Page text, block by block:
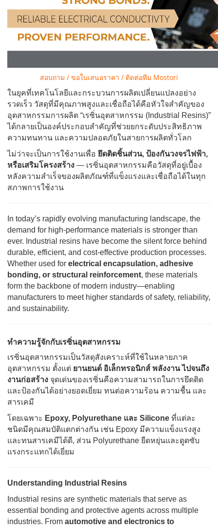
สอบถาม / ขอใบเสนอราคา / ติดต่อทีม Mostori
ในยุคที่เทคโนโลยีและกระบวนการผลิตเปลี่ยนแปลงอย่าง
รวดเร็ว วัสดุที่มีคุณภาพสูงและเชื่อถือได้คือหัวใจสำคัญของ
อุตสาหกรรมการผลิต “เรซิ่นอุตสาหกรรม (Industrial Resins)”
ได้กลายเป็นองค์ประกอบสำคัญที่ช่วยยกระดับประสิทธิภาพ
ความทนทาน และความปลอดภัยในสายการผลิตทั่วโลก
ไม่ว่าจะเป็นการใช้งานเพื่อ ยึดติดชิ้นส่วน, ป้องกันวงจรไฟฟ้า,
หรือเสริมโครงสร้าง — เรซิ่นอุตสาหกรรมคือวัสดุที่อยู่เบื้อง
หลังความสำเร็จของผลิตภัณฑ์ที่แข็งแรงและเชื่อถือได้ในทุก
สภาพการใช้งาน
In today’s rapidly evolving manufacturing landscape, the
demand for high-performance materials is stronger than
ever. Industrial resins have become the silent force behind
durable, efficient, and cost-effective production processes.
Whether used for electrical encapsulation, adhesive
bonding, or structural reinforcement, these materials
form the backbone of modern industry—enabling
manufacturers to meet higher standards of safety, reliability,
and sustainability.
ทำความรู้จักกับเรซิ่นอุตสาหกรรม
เรซิ่นอุตสาหกรรมเป็นวัสดุสังเคราะห์ที่ใช้ในหลายภาค
อุตสาหกรรม ตั้งแต่ ยานยนต์ อิเล็กทรอนิกส์ พลังงาน ไปจนถึง
งานก่อสร้าง จุดเด่นของเรซิ่นคือความสามารถในการยึดติด
และป้องกันได้อย่างยอดเยี่ยม ทนต่อความร้อน ความชื้น และ
สารเคมี
โดยเฉพาะ Epoxy, Polyurethane และ Silicone ที่แต่ละ
ชนิดมีคุณสมบัติแตกต่างกัน เช่น Epoxy มีความแข็งแรงสูง
และทนสารเคมีได้ดี, ส่วน Polyurethane ยืดหยุ่นและดูดซับ
แรงกระแทกได้เยี่ยม
Understanding Industrial Resins
Industrial resins are synthetic materials that serve as
essential bonding and protective agents across multiple
industries. From automotive and electronics to